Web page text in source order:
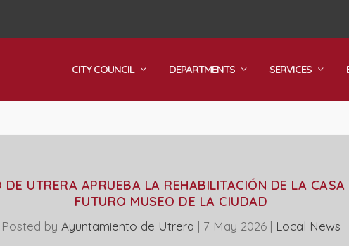
CITY COUNCIL DEPARTMENTS SERVICES
DE UTRERA APRUEBA LA REHABILITACIÓN DE LA
FUTURO MUSEO DE LA CIUDAD
Posted by Ayuntamiento de Utrera | 7 May 2026| Local News